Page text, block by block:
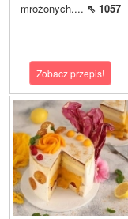
mrożonych.... ⇖ 1057
Zobacz przepis!